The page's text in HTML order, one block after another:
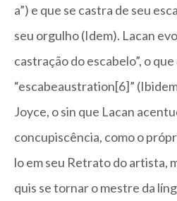
a”) e que se castra de seu
seu orgulho (Idem). Lacan
castração do escabelo”, o que
“escabeaustration[6]”
Joyce, o sin que Lacan
concupiscência, como o
lo em seu Retrato do artista,
quis se tornar o mestre da